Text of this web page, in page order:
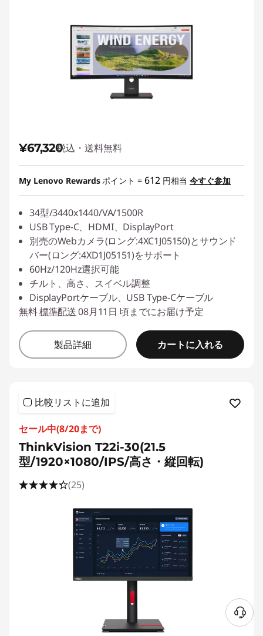
¥67,320税込・送料無料
My Lenovo Rewardsポイント = 612 円相当 今すぐ参加
34型/3440x1440/VA/1500R
USB Type-C、HDMI、DisplayPort
別売のWebカメラ(ロング:4XC1J05150)とサウンド
バー(ロング:4XD1J05151)をサポート
60Hz/120Hz選択可能
チルト、高さ、スイベル調整
DisplayPortケーブル、USB Type-Cケーブル
無料標準配送08月11日 頃までにお届け予定
製品詳細 カートに入れる
比較リストに追加
セール中(8/20まで)
ThinkVision T22i-30(21.5
型/1920×1080/IPS/高さ・縦回転)
(25)